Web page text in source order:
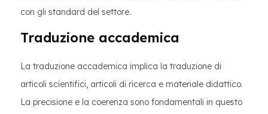
con gli standard del settore.
Traduzione accademica
La traduzione accademica implica la traduzione di
articoli scientifici, articoli di ricerca e materiale didattico.
La precisione e la coerenza sono fondamentali in questo